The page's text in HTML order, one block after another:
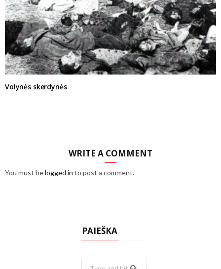
Volynės skerdynės
WRITE A COMMENT
You must belogged in to post a comment.
PAIEŠKA